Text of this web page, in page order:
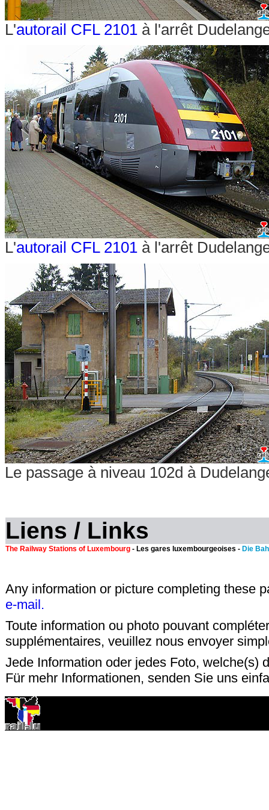
L'autorail CFL 2101 à l'arrêt
L'autorail CFL 2101 à l'arrêt
Le passage à niveau 102d à
Liens / Links
The Railway Stations of Luxembourg - Les gares luxembourgeoises - Die
Any information or picture completing these
e-mail.
Toute information ou photo pouvant
supplémentaires, veuillez nous envoyer
Jede Information oder jedes Foto, welche(s)
Für mehr Informationen, senden Sie uns